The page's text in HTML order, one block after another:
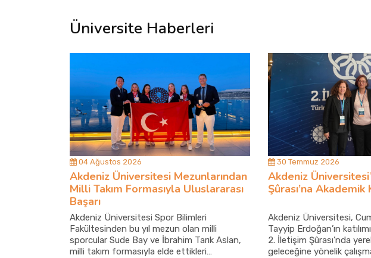
Üniversite Haberleri
04 Ağustos 2026
Akdeniz Üniversitesi Mezunlarından
Milli Takım Formasıyla Uluslararası
Başarı
Akdeniz Üniversitesi Spor Bilimleri
Fakültesinden bu yıl mezun olan milli
sporcular Sude Bay ve İbrahim Tarık Aslan,
milli takım formasıyla elde ettikleri
30 Temmuz 2026
Akdeniz
Şûrası’na Akademik
Akdeniz Üniversitesi,
Tayyip Erdoğan’ın
2. İletişim Şûrası’nda
geleceğine yönelik